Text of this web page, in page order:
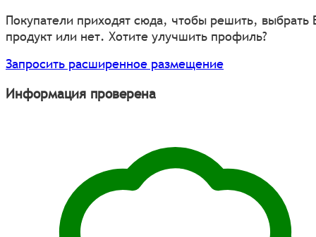
Покупатели приходят сюда, чтобы решить, выбрать
продукт или нет. Хотите улучшить профиль?
Запросить расширенное размещение
Информация проверена